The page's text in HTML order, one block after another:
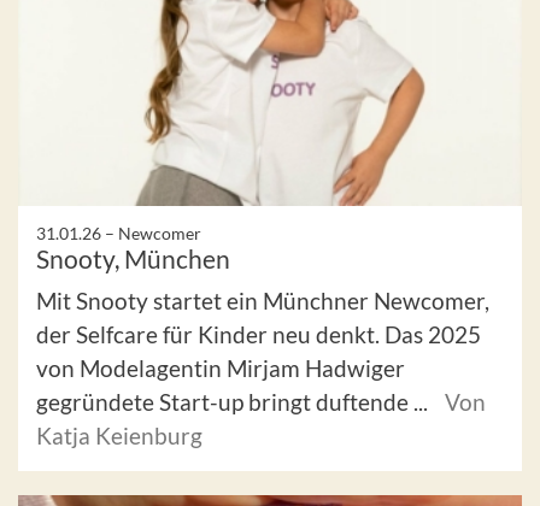
31.01.26 – Newcomer
Snooty, München
Mit Snooty startet ein Münchner Newcomer,
der Selfcare für Kinder neu denkt. Das 2025
von Modelagentin Mirjam Hadwiger
gegründete Start-up bringt duftende ...
Von
Katja Keienburg